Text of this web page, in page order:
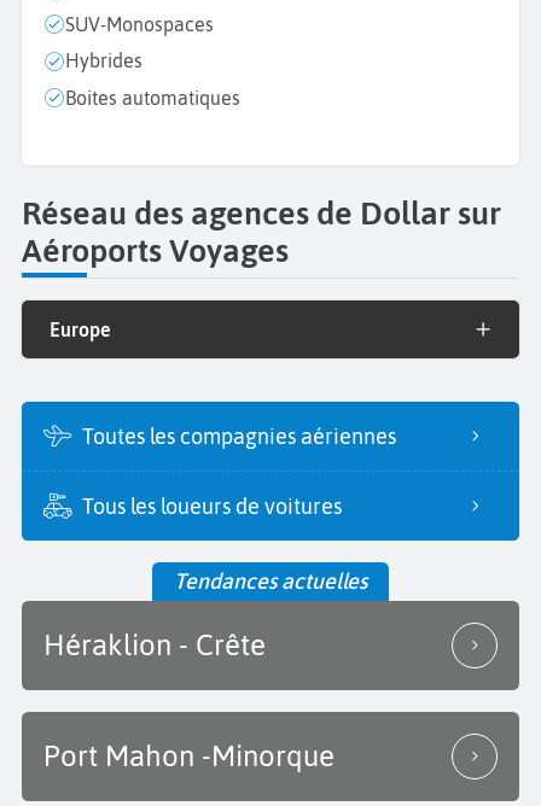
SUV-Monospaces
Hybrides
Boites automatiques
Réseau des agences de Dollar sur
Aéroports Voyages
Europe
Toutes les compagnies aériennes
Tous les loueurs de voitures
Tendances actuelles
Héraklion - Crête
Port Mahon -Minorque